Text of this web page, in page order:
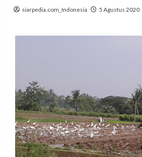
siarpedia.com_Indonesia 5 Agustus 2020